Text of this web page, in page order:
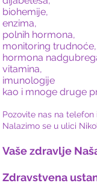
biohemije,
enzima,
polnih hormona,
monitoring trudnoće,
hormona
vitamina,
imunologije
kao i mnoge druge
Pozovite nas na telefon
Nalazimo se u ulici
Vaše zdravlje
Zdravstvena